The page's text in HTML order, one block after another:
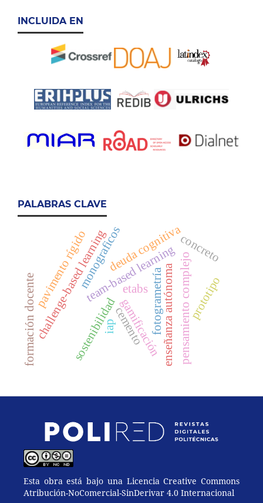
INCLUIDA EN
PALABRAS CLAVE
gamificaciónenseñanza autónoma
challenge-based learningteam-based learning
sostenibilidad fotogrametría
deuda cognitiva
monograficosetabs
formación docente pensamiento complejo
cemento
concreto
pavimento rígido
iap
prototipo
Esta obra está bajo una Licencia Creative Commons
Atribución-NoComercial-SinDerivar 4.0 Internacional